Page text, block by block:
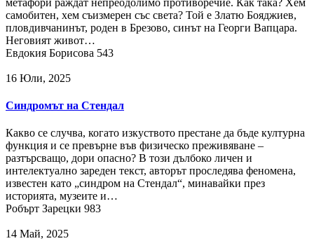
самобитен, хем съизмерен със света? Той е Златю Бояджиев,
пловдивчанинът, роден в Брезово, синът на Георги Вапцара.
Неговият живот…
Евдокия Борисова 543
16 Юли, 2025
Синдромът на Стендал
Какво се случва, когато изкуството престане да бъде културна
функция и се превърне във физическо преживяване –
разтърсващо, дори опасно? В този дълбоко личен и
интелектуално зареден текст, авторът проследява феномена,
известен като „синдром на Стендал“, минавайки през
историята, музеите и…
Робърт Зарецки 983
14 Май, 2025